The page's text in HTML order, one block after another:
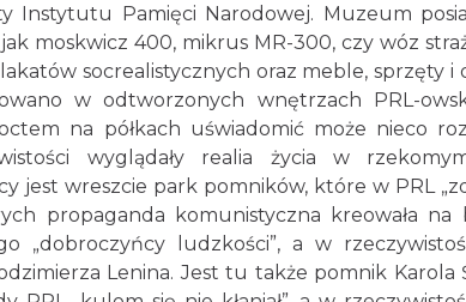
Instytutu Pamięci Narodowej. Muzeum
moskwicz 400, mikrus MR-300, czy wóz
socrealistycznych oraz meble, sprzęty
w odtworzonych wnętrzach PRL-
na półkach uświadomić może nieco
wyglądały realia życia w
jest wreszcie park pomników, które w PRL
propaganda komunistyczna kreowała
„dobroczyńcy ludzkości”, a w
Lenina. Jest tu także pomnik